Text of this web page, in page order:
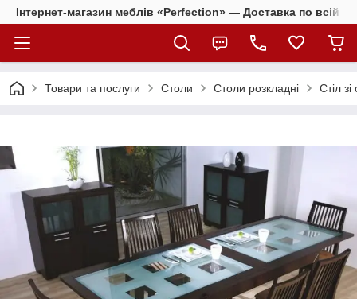
Інтернет-магазин меблів «Perfection» — Доставка по всій
Товари та послуги Столи Столи розкладні Стіл